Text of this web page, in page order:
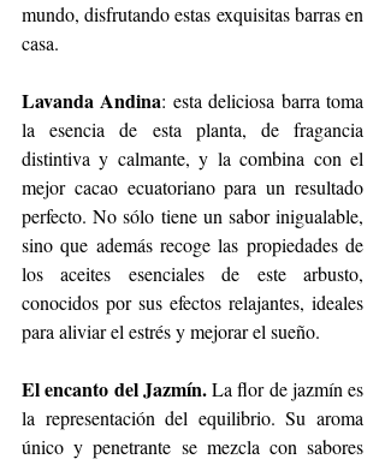
mundo, disfrutando estas exquisitas barras en
casa.
Lavanda Andina: esta deliciosa barra toma
la esencia de esta planta, de fragancia
distintiva y calmante, y la combina con el
mejor cacao ecuatoriano para un resultado
perfecto. No sólo tiene un sabor inigualable,
sino que además recoge las propiedades de
los aceites esenciales de este arbusto,
conocidos por sus efectos relajantes, ideales
para aliviar el estrés y mejorar el sueño.
El encanto del Jazmín. La flor de jazmín es
la representación del equilibrio. Su aroma
único y penetrante se mezcla con sabores